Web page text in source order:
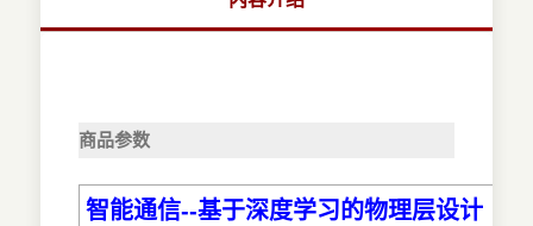
商品参数
智能通信--基于深度学习的物理层设计